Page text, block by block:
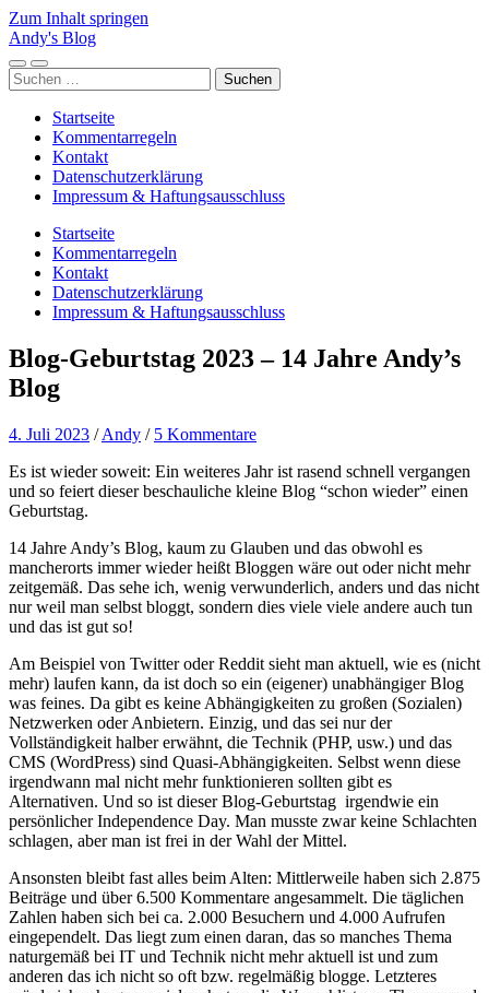
Zum Inhalt springen
Andy's Blog
Mobile-
Menü
Suchfeld
ein-/ausblenden
Suchen
nach:
Startseite
Kommentarregeln
Kontakt
Datenschutzerklärung
Impressum & Haftungsausschluss
Startseite
Kommentarregeln
Kontakt
Datenschutzerklärung
Impressum & Haftungsausschluss
Blog-Geburtstag 2023 – 14 Jahre Andy’s
Blog
4. Juli 2023 /Andy / 5 Kommentare
Es ist wieder soweit: Ein weiteres Jahr ist rasend schnell vergangen
und so feiert dieser beschauliche kleine Blog “schon wieder” einen
Geburtstag.
14 Jahre Andy’s Blog, kaum zu Glauben und das obwohl es
mancherorts immer wieder heißt Bloggen wäre out oder nicht mehr
zeitgemäß. Das sehe ich, wenig verwunderlich, anders und das nicht
nur weil man selbst bloggt, sondern dies viele viele andere auch tun
und das ist gut so!
Am Beispiel von Twitter oder Reddit sieht man aktuell, wie es (nicht
mehr) laufen kann, da ist doch so ein (eigener) unabhängiger Blog
was feines. Da gibt es keine Abhängigkeiten zu großen (Sozialen)
Netzwerken oder Anbietern. Einzig, und das sei nur der
Vollständigkeit halber erwähnt, die Technik (PHP, usw.) und das
CMS (WordPress) sind Quasi-Abhängigkeiten. Selbst wenn diese
irgendwann mal nicht mehr funktionieren sollten gibt es
Alternativen. Und so ist dieser Blog-Geburtstag irgendwie ein
persönlicher Independence Day. Man musste zwar keine Schlachten
schlagen, aber man ist frei in der Wahl der Mittel.
Ansonsten bleibt fast alles beim Alten: Mittlerweile haben sich 2.875
Beiträge und über 6.500 Kommentare angesammelt. Die täglichen
Zahlen haben sich bei ca. 2.000 Besuchern und 4.000 Aufrufen
eingependelt. Das liegt zum einen daran, das so manches Thema
naturgemäß bei IT und Technik nicht mehr aktuell ist und zum
anderen das ich nicht so oft bzw. regelmäßig blogge. Letzteres